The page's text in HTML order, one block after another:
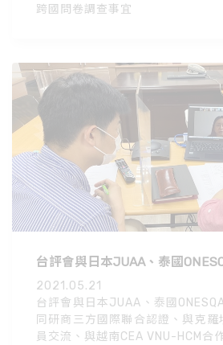
跨國問卷調查事宜
台評會與日本JUAA、泰國
2021.05.21
台評會與日本JUAA、泰國
同研商三方國際聯合認證、與克羅
員交流、與越南CEA VNU-HCM合